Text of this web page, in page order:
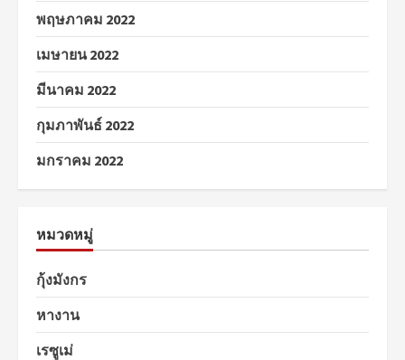
พฤษภาคม 2022
เมษายน 2022
มีนาคม 2022
กุมภาพันธ์ 2022
มกราคม 2022
หมวดหมู่
กุ้งมังกร
หางาน
เรซูเม่